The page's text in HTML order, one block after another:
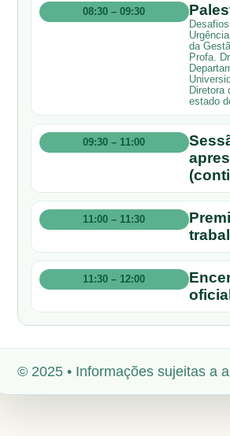
08:30 – 09:30
da
Profa.
Diretora
estado
09:30 – 11:00
11:00 – 11:30
11:30 – 12:00
© 2025 • Informações sujeitas a